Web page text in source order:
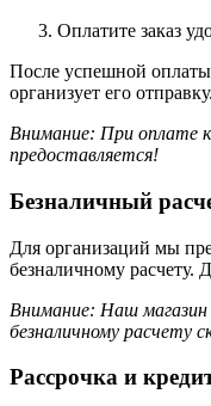
Оплатите заказ
После успешной
организует его отправку.
Внимание: При оплате
предоставляется!
Безналичный
Для организаций мы
безналичному расчету.
Внимание: Наш
безналичному расчету
Рассрочка и